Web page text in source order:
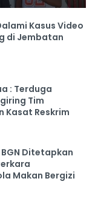
Kasus Video
di Jembatan
: Terduga
Tim
Kasat Reskrim
Ditetapkan
Makan Bergizi